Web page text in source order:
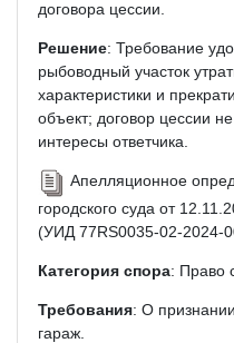
договора цессии.
Решение: Требование
рыбоводный участок
характеристики и
объект; договор цессии
интересы ответчика.
Апелляционное
городского суда от
(УИД 77RS0035-02-2024-
Категория спора: Право
Требования: О
гараж.